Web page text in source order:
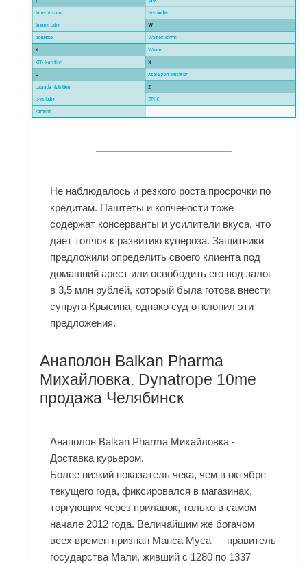
Не наблюдалось и резкого роста просрочки по
кредитам. Паштеты и копчености тоже
содержат консерванты и усилители вкуса, что
дает толчок к развитию купероза. Защитники
предложили определить своего клиента под
домашний арест или освободить его под залог
в 3,5 млн рублей, который была готова внести
супруга Крысина, однако суд отклонил эти
предложения.
Анаполон Balkan Pharma
Михайловка. Dynatrope 10me
продажа Челябинск
Анаполон Balkan Pharma Михайловка -
Доставка курьером.
Более низкий показатель чека, чем в октябре
текущего года, фиксировался в магазинах,
торгующих через прилавок, только в самом
начале 2012 года. Величайшим же богачом
всех времен признан Манса Муса — правитель
государства Мали, живший с 1280 по 1337